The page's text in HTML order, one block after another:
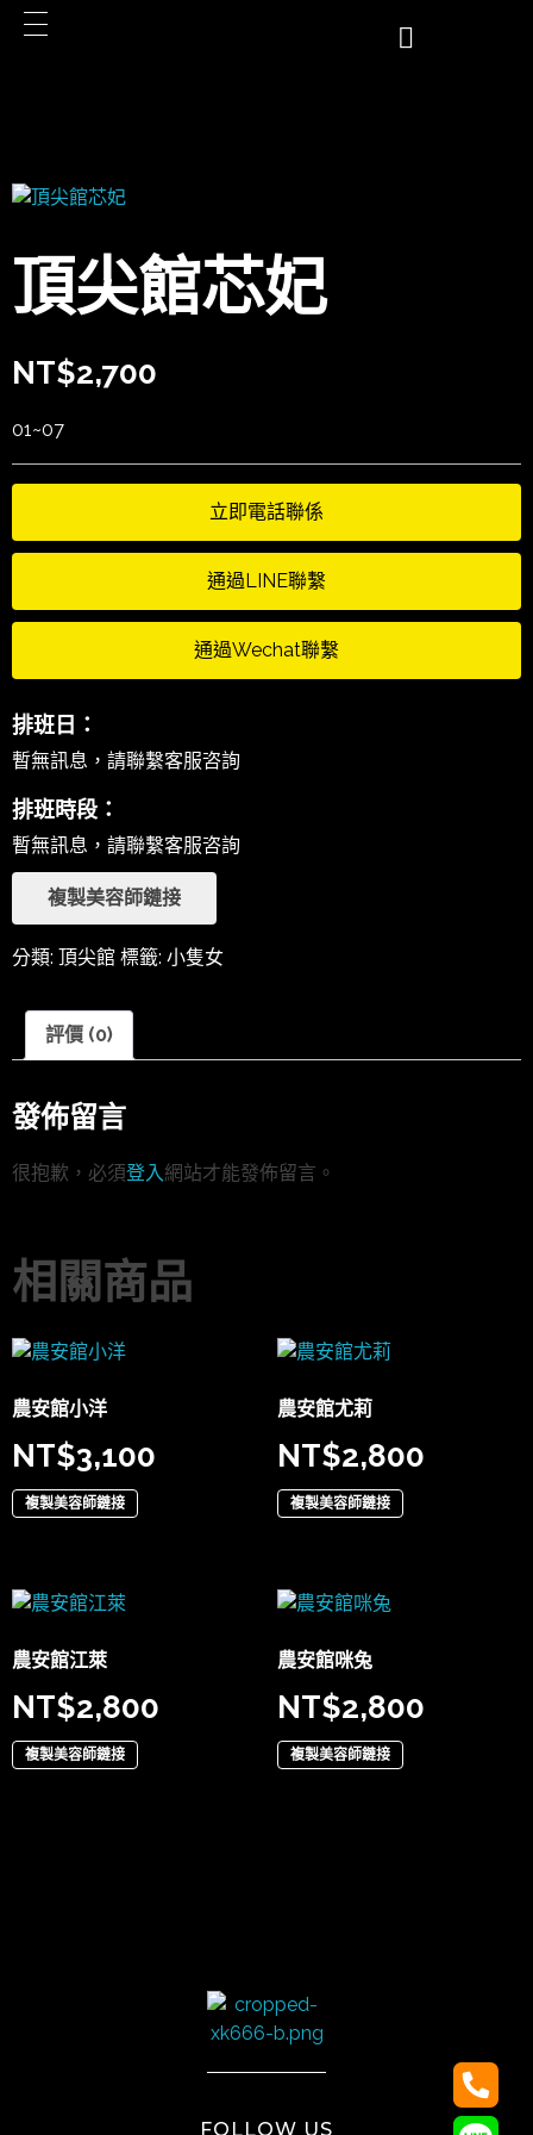
頂尖館芯妃
NT$2,700
01~07
立即電話聯係
通過LINE聯繫
通過Wechat聯繫
排班日：
暫無訊息，請聯繫客服咨詢
排班時段：
暫無訊息，請聯繫客服咨詢
複製美容師鏈接
分類: 頂尖館 標籤: 小隻女
評價 (0)
發佈留言
很抱歉，必須登入網站才能發佈留言。
相關商品
農安館小洋
NT$3,100
複製美容師鏈接
農安館尤莉
NT$2,800
複製美容師鏈接
農安館江萊
NT$2,800
複製美容師鏈接
農安館咪兔
NT$2,800
複製美容師鏈接
FOLLOW US